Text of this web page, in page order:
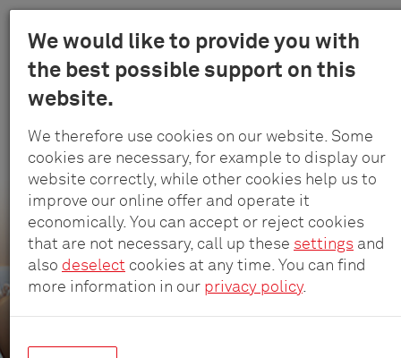
We would like to provide you with
the best possible support on this
website.
We therefore use cookies on our website. Some
cookies are necessary, for example to display our
website correctly, while other cookies help us to
improve our online offer and operate it
economically. You can accept or reject cookies
that are not necessary, call up these settings and
also deselect cookies at any time. You can find
more information in our privacy policy.
contenu
Menu
Schulte
-
GmbH
&
Co.
KG
Solutions de charge et d’électricité
intelligentes pour hôtels
De petits détails, un grand impact